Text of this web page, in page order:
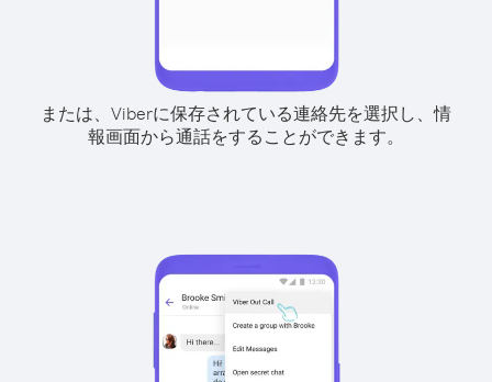
または、Viberに保存されている連絡先を選択し、情
報画面から通話をすることができます。